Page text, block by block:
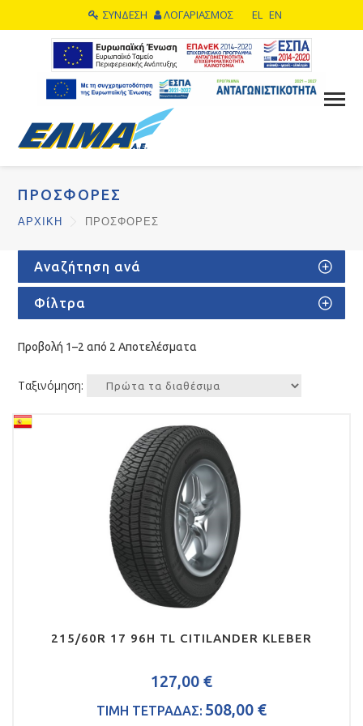
ΣΥΝΔΕΣΗ ΛΟΓΑΡΙΑΣΜΟΣ EL EN
ΠΡΟΣΦΟΡΕΣ
ΑΡΧΙΚΗ ΠΡΟΣΦΟΡΕΣ
Αναζήτηση ανά
Φίλτρα
Προβολή 1–2 από 2 Αποτελέσματα
Ταξινόμηση:
215/60R 17 96H TL CITILANDER KLEBER
127,00 €
ΤΙΜΗ ΤΕΤΡΑΔΑΣ: 508,00 €